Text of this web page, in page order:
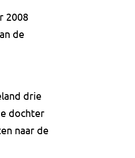
2008
de
drie
dochter
naar de